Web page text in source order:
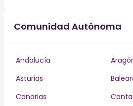
Comunidad Autónoma
Andalucía
Asturias
Canarias